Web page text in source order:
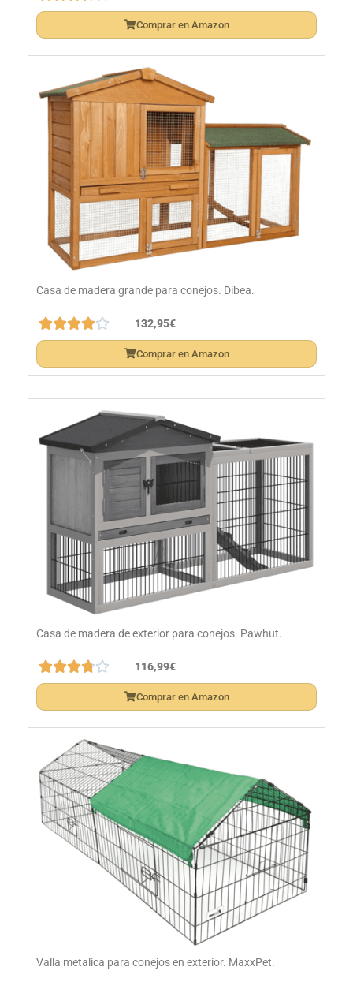
Comprar en Amazon
Casa de madera grande para conejos. Dibea.
 132,95€
Comprar en Amazon
Casa de madera de exterior para conejos. Pawhut.
 116,99€
Comprar en Amazon
Valla metalica para conejos en exterior. MaxxPet.